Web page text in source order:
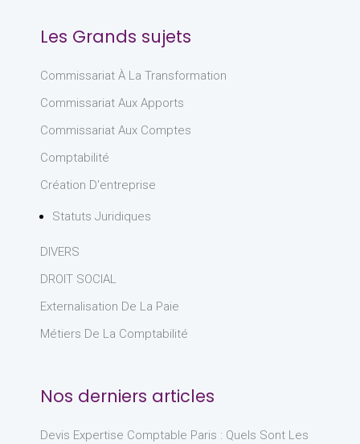
Les Grands sujets
Commissariat À La Transformation
Commissariat Aux Apports
Commissariat Aux Comptes
Comptabilité
Création D'entreprise
Statuts Juridiques
DIVERS
DROIT SOCIAL
Externalisation De La Paie
Métiers De La Comptabilité
Nos derniers articles
Devis Expertise Comptable Paris : Quels Sont Les